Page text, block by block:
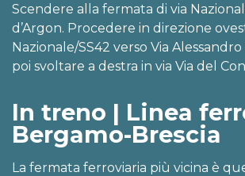
Scendere alla fermata di via
d’Argon. Procedere in direzione
Nazionale/SS42 verso Via
poi svoltare a destra in via Via del
In treno | Linea
Bergamo-Brescia
La fermata ferroviaria più vicina è